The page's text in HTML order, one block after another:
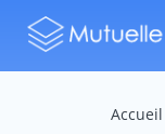
Accueil